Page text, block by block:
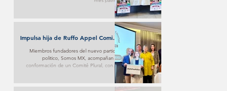
Impulsa hija de Ruffo Appel Comité
en su defensa con respaldo de
fundadores de Somos MX
Miembros fundadores del nuevo partido
politico, Somos MX, acompañan la
conformación de un Comité Plural, con el
que buscan ejercer presión para conseguir
trato digno contra lo que consideran materia
de persecución.